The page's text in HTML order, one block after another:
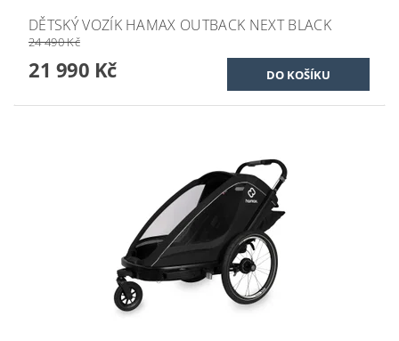
DĚTSKÝ VOZÍK HAMAX OUTBACK NEXT BLACK
24 490 Kč
21 990 Kč